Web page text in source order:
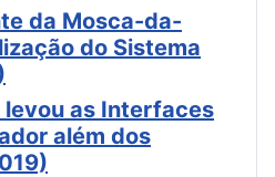
da Mosca-da-
do Sistema
levou as Interfaces
além dos